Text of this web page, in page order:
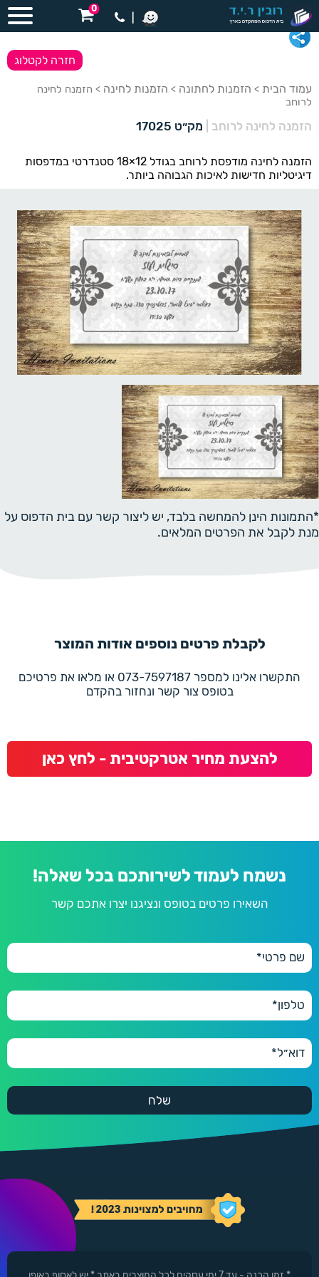
0
עמוד הבית > הזמנות לחתונה > הזמנות לחינה > הזמנה לחינה
לרוחב
הזמנה לחינה לרוחב מק״ט 17025
חזרה לקטלוג
הזמנה לחינה מודפסת לרוחב בגודל 12×18 סטנדרטי במדפסות
דיגיטליות חדישות לאיכות הגבוהה ביותר.
*התמונות הינן להמחשה בלבד, יש ליצור קשר עם בית הדפוס על
מנת לקבל את הפרטים המלאים.
לקבלת פרטים נוספים אודות המוצר
התקשרו אלינו למספר 073-7597187 או מלאו את פרטיכם
בטופס צור קשר ונחזור בהקדם
להצעת מחיר אטרקטיבית - לחץ כאן
נשמח לעמוד לשירותכם בכל שאלה!
השאירו פרטים בטופס ונציגנו יצרו אתכם קשר